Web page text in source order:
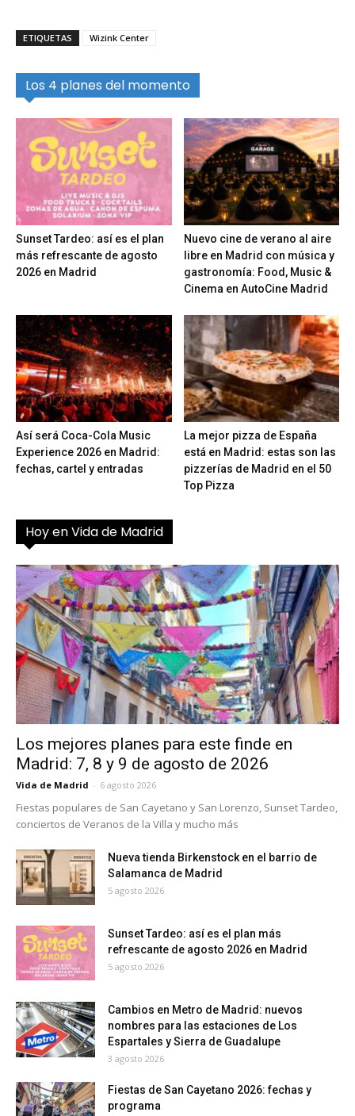
ETIQUETAS Wizink Center
Los 4 planes del momento
Sunset Tardeo: así es el plan
más refrescante de agosto
2026 en Madrid
Nuevo cine de verano al aire
libre en Madrid con música y
gastronomía: Food, Music &
Cinema en AutoCine Madrid
Así será Coca-Cola Music
Experience 2026 en Madrid:
fechas, cartel y entradas
La mejor pizza de España
está en Madrid: estas son las
pizzerías de Madrid en el 50
Top Pizza
Hoy en Vida de Madrid
Los mejores planes para este finde en
Madrid: 7, 8 y 9 de agosto de 2026
Vida de Madrid - 6 agosto 2026
Fiestas populares de San Cayetano y San Lorenzo, Sunset Tardeo,
conciertos de Veranos de la Villa y mucho más
Nueva tienda Birkenstock en el barrio de
Salamanca de Madrid
5 agosto 2026
Sunset Tardeo: así es el plan más
refrescante de agosto 2026 en Madrid
5 agosto 2026
Cambios en Metro de Madrid: nuevos
nombres para las estaciones de Los
Espartales y Sierra de Guadalupe
3 agosto 2026
Fiestas de San Cayetano 2026: fechas y
programa